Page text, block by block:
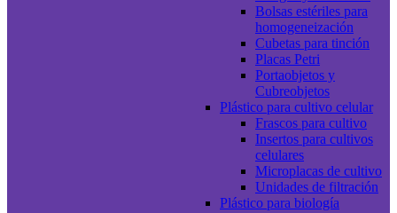
Bolsas estériles para
homogeneización
Cubetas para tinción
Placas Petri
Portaobjetos y
Cubreobjetos
Plástico para cultivo celular
Frascos para cultivo
Insertos para cultivos
celulares
Microplacas de cultivo
Unidades de filtración
Plástico para biología